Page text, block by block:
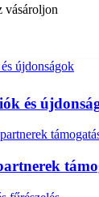
vásároljon
és